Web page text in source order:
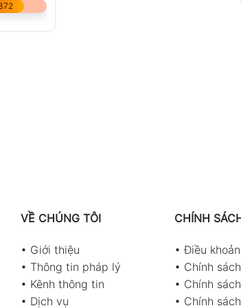
VỀ CHÚNG TÔI
• Giới thiệu
• Thông tin pháp lý
• Kênh thông tin
• Dịch vụ
CHÍNH
•Điều
• Chính
• Chính
• Chính